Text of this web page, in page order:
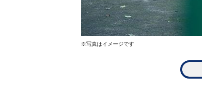
※写真はイメージです